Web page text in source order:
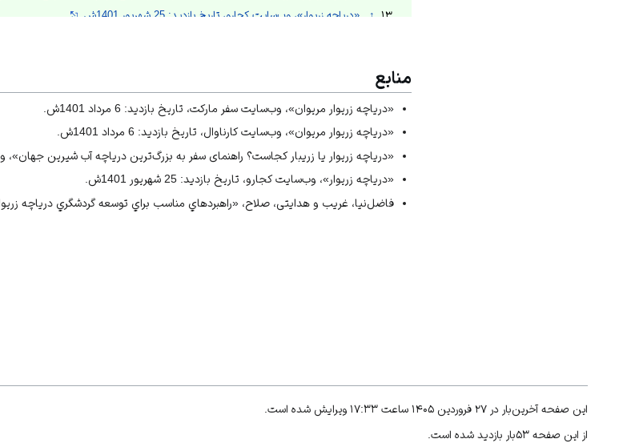
↑
. «دریاچه زریوار»، وب‌سایت کجارو، تاریخ بازدید: 25 شهریور 1401ش.
↑
. «دریاچه زریوار»، وب‌سایت کجارو، تاریخ بازدید: 25 شهریور 1401ش.
. فاضل‌نیا و هدایتی، «راهبرد‌هاي مناسب براي توسعه گردشگري درياچه زريوار»، 1389ش، ص152
↑
. «دریاچه زریوار مریوان»، وب‌سایت کارناوال، تاریخ بازدید: 6 مرداد 1401ش.
↑ . فاضل‌نیا و هدایتی، «راهبرد‌هاي مناسب براي توسعه گردشگري درياچه زريوار»، 1389ش، ص152.
↑ . فاضل‌نیا و هدایتی، «راهبرد‌هاي مناسب براي توسعه گردشگري درياچه زريوار»، 1389ش، ص153.
منابع
«دریاچه زریوار مریوان»، وب‌سایت سفر مارکت، تاریخ بازدید: 6 مرداد 1401ش.
«دریاچه زریوار مریوان»، وب‌سایت کارناوال، تاریخ بازدید: 6 مرداد 1401ش.
«دریاچه زریوار یا زریبار کجاست؟ راهنمای سفر به بزرگ‌ترین دریاچه آب شیرین جهان»، وب‌سایت
«دریاچه زریوار»، وب‌سایت کجارو، تاریخ بازدید: 25 شهریور 1401ش.
فاضل‌نیا، غریب و هدایتی، صلاح، «راهبرد‌هاي مناسب براي توسعه گردشگري درياچه زريوار»،
این صفحه آخرین‌بار در ۲۷ فروردین ۱۴۰۵ ساعت ۱۷:۳۳ ویرایش شده است.
از این صفحه ۵۳بار بازدید شده است.